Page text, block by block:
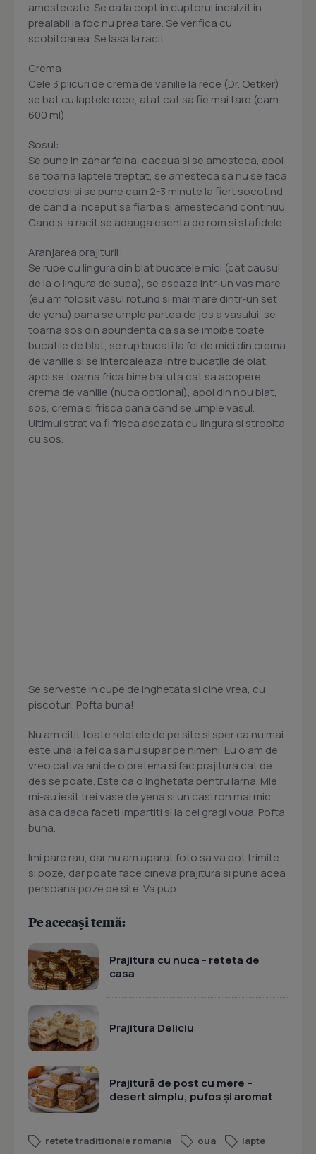
amestecate. Se da la copt in cuptorul incalzit in
prealabil la foc nu prea tare. Se verifica cu
scobitoarea. Se lasa la racit.
Crema:
Cele 3 plicuri de crema de vanilie la rece (Dr. Oetker)
se bat cu laptele rece, atat cat sa fie mai tare (cam
600 ml).
Sosul:
Se pune in zahar faina, cacaua si se amesteca, apoi
se toarna laptele treptat, se amesteca sa nu se faca
cocolosi si se pune cam 2-3 minute la fiert socotind
de cand a inceput sa fiarba si amestecand continuu.
Cand s-a racit se adauga esenta de rom si stafidele.
Aranjarea prajiturii:
Se rupe cu lingura din blat bucatele mici (cat causul
de la o lingura de supa), se aseaza intr-un vas mare
(eu am folosit vasul rotund si mai mare dintr-un set
de yena) pana se umple partea de jos a vasului, se
toarna sos din abundenta ca sa se imbibe toate
bucatile de blat, se rup bucati la fel de mici din crema
de vanilie si se intercaleaza intre bucatile de blat,
apoi se toarna frica bine batuta cat sa acopere
crema de vanilie (nuca optional), apoi din nou blat,
sos, crema si frisca pana cand se umple vasul.
Ultimul strat va fi frisca asezata cu lingura si stropita
cu sos.
Se serveste in cupe de inghetata si cine vrea, cu
piscoturi. Pofta buna!
Nu am citit toate reletele de pe site si sper ca nu mai
este una la fel ca sa nu supar pe nimeni. Eu o am de
vreo cativa ani de o pretena si fac prajitura cat de
des se poate. Este ca o inghetata pentru iarna. Mie
mi-au iesit trei vase de yena si un castron mai mic,
asa ca daca faceti impartiti si la cei gragi voua. Pofta
buna.
Imi pare rau, dar nu am aparat foto sa va pot trimite
si poze, dar poate face cineva prajitura si pune acea
persoana poze pe site. Va pup.
Pe aceeași temă:
Prajitura cu nuca - reteta de
casa
Prajitura Deliciu
Prajitură de post cu mere –
desert simplu, pufos și aromat
retete traditionale romania oua
lapte